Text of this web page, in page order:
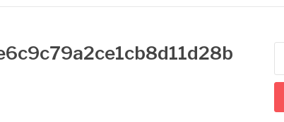
關